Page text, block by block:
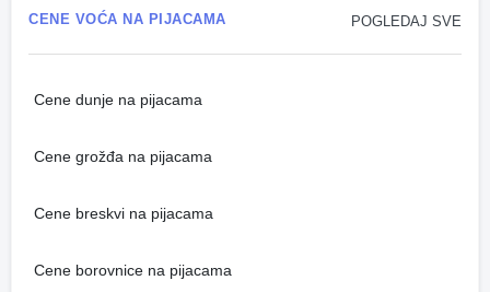
POGLEDAJ SVE
CENE VOĆA NA PIJACAMA
Cene dunje na pijacama
Cene grožđa na pijacama
Cene breskvi na pijacama
Cene borovnice na pijacama